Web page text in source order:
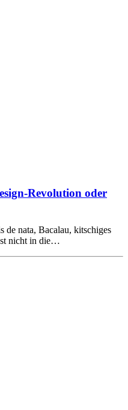
Revolution oder
de nata, Bacalau, kitschiges
nicht in die…